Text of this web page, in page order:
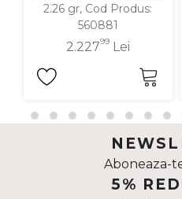
2.26 gr, Cod Produs:
560881
2.22799Lei
Aboneaza-
5%